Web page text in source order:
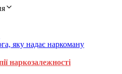
яку надає наркоману
наркозалежності